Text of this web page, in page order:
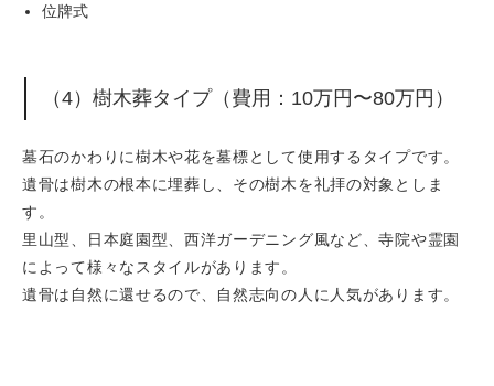
位牌式
（4）樹木葬タイプ（費用：10万円〜80万円）
墓石のかわりに樹木や花を墓標として使用するタイプです。
遺骨は樹木の根本に埋葬し、その樹木を礼拝の対象としま
す。
里山型、日本庭園型、西洋ガーデニング風など、寺院や霊園
によって様々なスタイルがあります。
遺骨は自然に還せるので、自然志向の人に人気があります。